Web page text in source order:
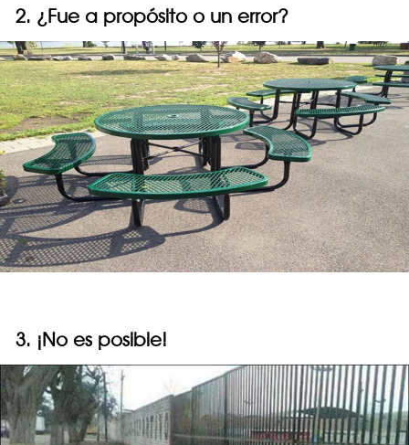
2. ¿Fue a propósito o un error?
3. ¡No es posible!